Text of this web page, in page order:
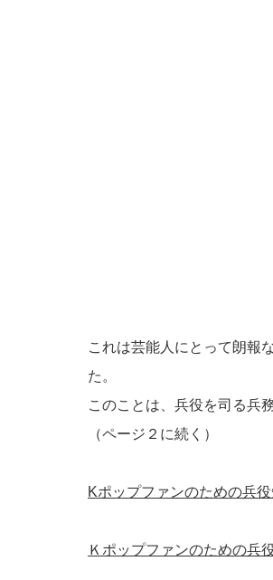
これは芸能人にとって朗報
た。
このことは、兵役を司る兵
（ページ２に続く）
Kポップファンのための兵役
Ｋポップファンのための兵